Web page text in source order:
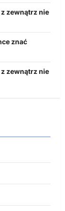
zewnątrz nie
znać
zewnątrz nie